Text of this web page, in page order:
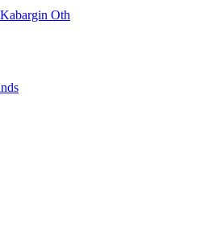
Oth